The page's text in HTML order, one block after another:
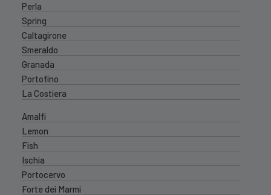
Perla
Spring
Caltagirone
Smeraldo
Granada
Portofino
La Costiera
Amalfi
Lemon
Fish
Ischia
Portocervo
Forte dei Marmi